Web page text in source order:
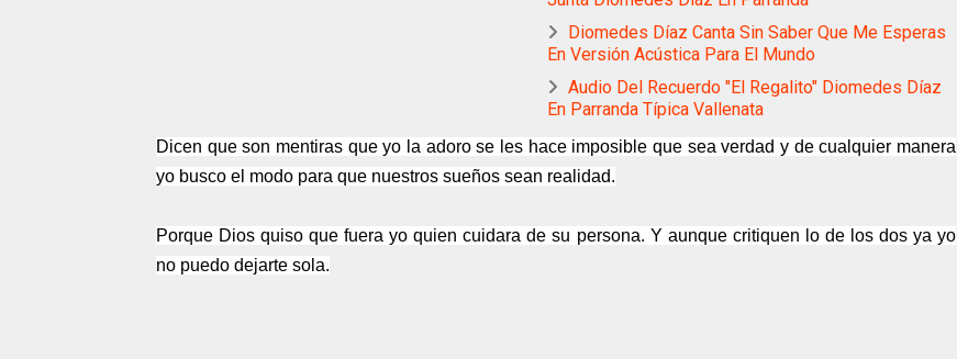
Diomedes Díaz Canta Sin Saber Que Me Esperas
En Versión Acústica Para El Mundo
Audio Del Recuerdo "El Regalito" Diomedes Díaz
En Parranda Típica Vallenata
Dicen que son mentiras que yo la adoro se les hace imposible que sea verdad y de cualquier manera
yo busco el modo para que nuestros sueños sean realidad.
Porque Dios quiso que fuera yo quien cuidara de su persona. Y aunque critiquen lo de los dos ya yo
no puedo dejarte sola.